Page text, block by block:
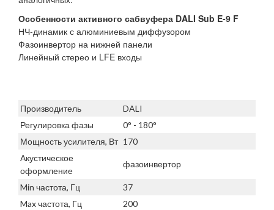
Особенности активного сабвуфера DALI Sub E-9 F
НЧ-динамик с алюминиевым диффузором
Фазоинвертор на нижней панели
Линейный стерео и LFE входы
Производитель
DALI
Регулировка фазы
0° - 180°
Мощность усилителя, Вт 170
Акустическое
оформление
фазоинвертор
Min частота, Гц
37
Max частота, Гц
200